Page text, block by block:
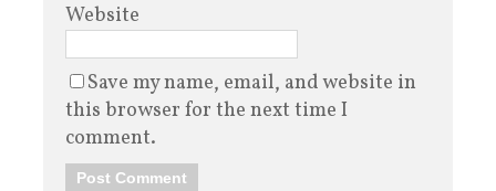
Website
Save my name, email, and website in
this browser for the next time I
comment.